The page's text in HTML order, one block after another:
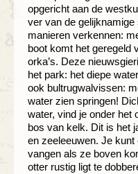
opgericht aan de
ver van de
manieren verkennen:
boot komt het geregeld
orka’s. Deze
het park: het diepe
ook bultrugwalvissen:
water zien springen!
water, vind je onder het
bos van kelk. Dit is het
en zeeleeuwen. Je
vangen als ze boven
otter rustig ligt te